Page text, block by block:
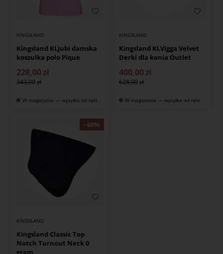
KINGSLAND
Kingsland KLJubi damska
koszulka polo Pique
228,00 zł
343,00
W magazynie — wysyłka od ręki
KINGSLAND
Kingsland KLVigga Velvet
Derki dla konia Outlet
400,00 zł
628,00
W magazynie — wysyłka od ręki
KINGSLAND
Kingsland Classic Top
Notch Turnout Neck 0
gram